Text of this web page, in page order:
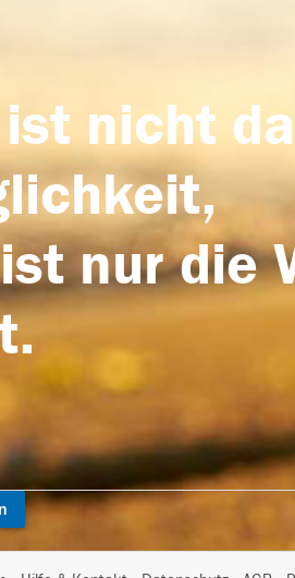
ist nicht
nur die